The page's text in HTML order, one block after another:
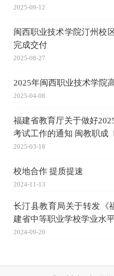
2025-09-12
闽西职业技术学院汀州校
完成交付
2025-08-27
2025年闽西职业技术学院
2025-04-08
福建省教育厅关于做好
考试工作的通知 闽教职成
2025-03-18
校地合作 提质提速
2024-11-13
长汀县教育局关于转发《
建省中等职业学校学业水
2024-09-20